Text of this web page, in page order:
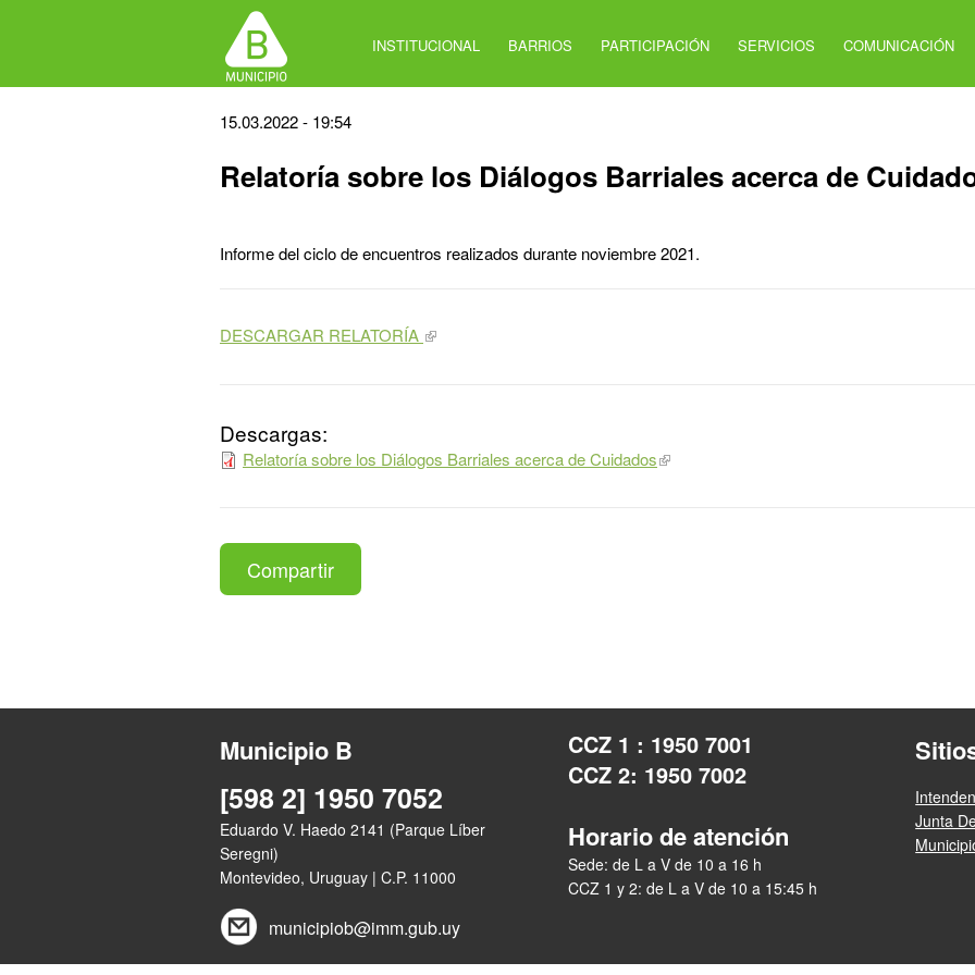
INSTITUCIONAL BARRIOS PARTICIPACIÓN SERVICIOS COMUNICACIÓN
Back
top
15.03.2022 - 19:54
Relatoría sobre los Diálogos Barriales acerca de
Informe del ciclo de encuentros realizados durante noviembre 2021.
DESCARGAR RELATORÍA
Descargas:
Relatoría sobre los Diálogos Barriales acerca de Cuidados
Compartir
Municipio B
[598 2] 1950 7052
Eduardo V. Haedo 2141 (Parque Líber
Seregni)
Montevideo, Uruguay | C.P. 11000
municipiob@imm.gub.uy
CCZ 1 : 1950 7001
CCZ 2: 1950 7002
Horario de atención
Sede: de L a V de 10 a 16 h
CCZ 1 y 2: de L a V de 10 a 15:45 h
Junta